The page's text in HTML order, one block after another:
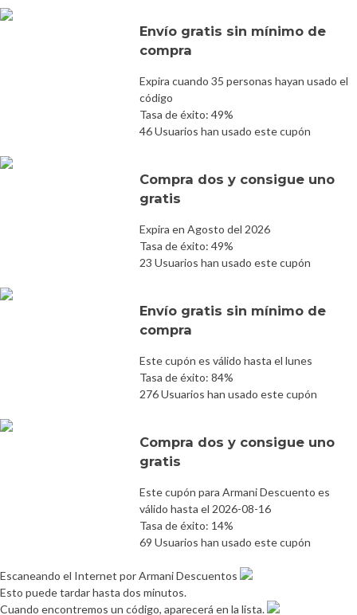
Envío gratis sin mínimo de
compra
Expira cuando 35 personas hayan usado el
código
Tasa de éxito: 49%
46 Usuarios han usado este cupón
Compra dos y consigue uno
gratis
Expira en Agosto del 2026
Tasa de éxito: 49%
23 Usuarios han usado este cupón
Envío gratis sin mínimo de
compra
Este cupón es válido hasta el lunes
Tasa de éxito: 84%
276 Usuarios han usado este cupón
Compra dos y consigue uno
gratis
Este cupón para Armani Descuento es
válido hasta el 2026-08-16
Tasa de éxito: 14%
69 Usuarios han usado este cupón
Escaneando el Internet por Armani Descuentos
Esto puede tardar hasta dos minutos.
Cuando encontremos un código, aparecerá en la lista.